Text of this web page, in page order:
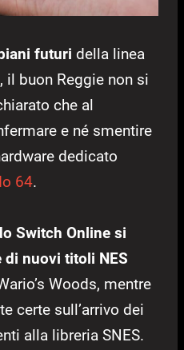
futuri della linea
buon Reggie non si
che al
e né smentire
dedicato
64.
Switch Online si
nuovi titoli NES
Woods, mentre
certe sull’arrivo dei
alla libreria SNES.